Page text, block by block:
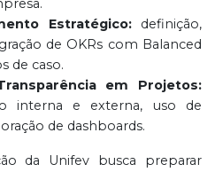
Estratégico: definição,
de OKRs com Balanced
de caso.
em Projetos:
interna e externa, uso de
de dashboards.
da Unifev busca preparar